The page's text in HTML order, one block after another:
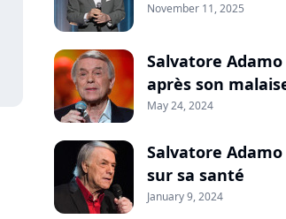
November 11, 2025
Salvatore
après son
May 24, 2024
Salvatore
sur sa santé
January 9, 2024